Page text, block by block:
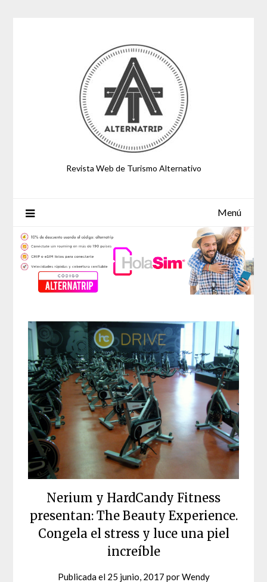
Revista Web de Turismo Alternativo
Menú
Nerium y HardCandy Fitness
presentan: The Beauty Experience.
Congela el stress y luce una piel
increíble
Publicada el 25 junio, 2017 porWendy